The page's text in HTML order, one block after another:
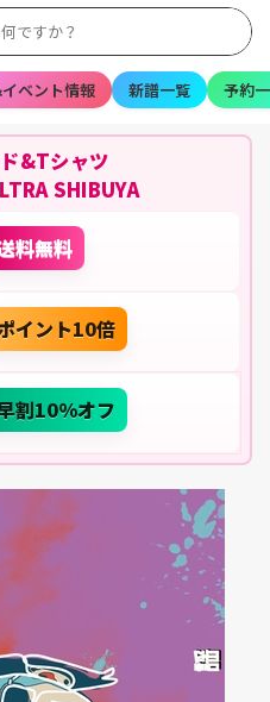
ベント情報 新譜一覧 予約
&Tシャツ
SHIBUYA
料無料
イント10倍
割10%オフ